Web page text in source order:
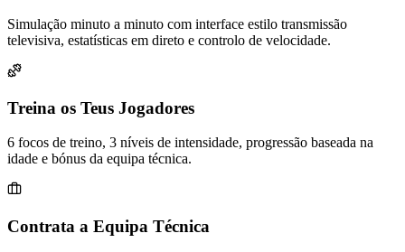
Simulação minuto a minuto com interface estilo transmissão
televisiva, estatísticas em direto e controlo de velocidade.
Treina os Teus Jogadores
6 focos de treino, 3 níveis de intensidade, progressão baseada na
idade e bónus da equipa técnica.
Contrata a Equipa Técnica